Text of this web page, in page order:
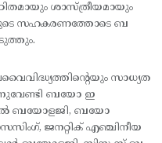
ശാസ്ത്രീയമായും
സഹകരണത്തോടെ ബ
സാധ്യത
ബയോ ഇ
ബയോളജി, ബയോ
ജനറ്റിക് എഞ്ചിനീയ